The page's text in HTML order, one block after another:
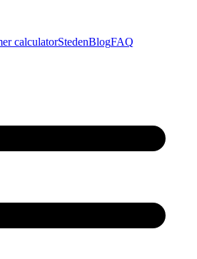
calculatorStedenBlogFAQ